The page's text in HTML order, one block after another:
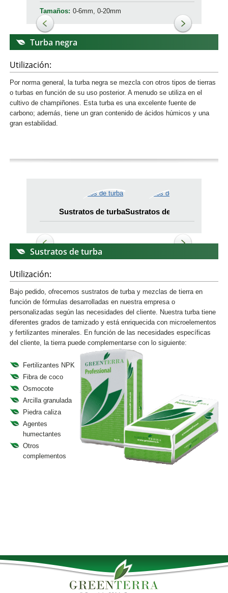
Tamaños: 0-6mm, 0-20mm
Turba negra
Utilización:
Por norma general, la turba negra se mezcla con otros tipos de tierras
o turbas en función de su uso posterior. A menudo se utiliza en el
cultivo de champiñones. Esta turba es una excelente fuente de
carbono; además, tiene un gran contenido de ácidos húmicos y una
gran estabilidad.
Sustratos de turbaSustratos de turba
Sustratos de turba
Utilización:
Bajo pedido, ofrecemos sustratos de turba y mezclas de tierra en
función de fórmulas desarrolladas en nuestra empresa o
personalizadas según las necesidades del cliente. Nuestra turba tiene
diferentes grados de tamizado y está enriquecida con microelementos
y fertilizantes minerales. En función de las necesidades específicas
del cliente, la tierra puede complementarse con lo siguiente:
Fertilizantes NPK
Fibra de coco
Osmocote
Arcilla granulada
Piedra caliza
Agentes
humectantes
Otros
complementos